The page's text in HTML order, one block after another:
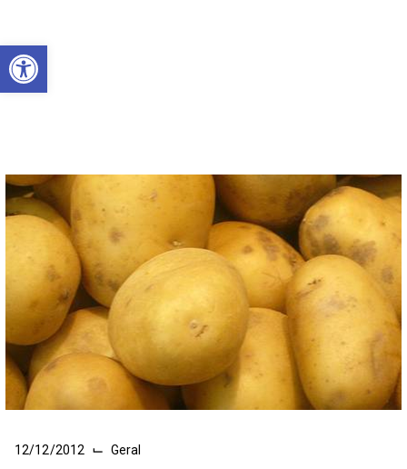
Abrir a barra de ferramentas
12/12/2012 ⌙ Geral